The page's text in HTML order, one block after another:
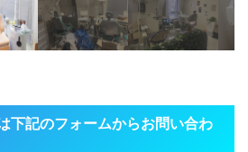
下記のフォームからお問い合わ